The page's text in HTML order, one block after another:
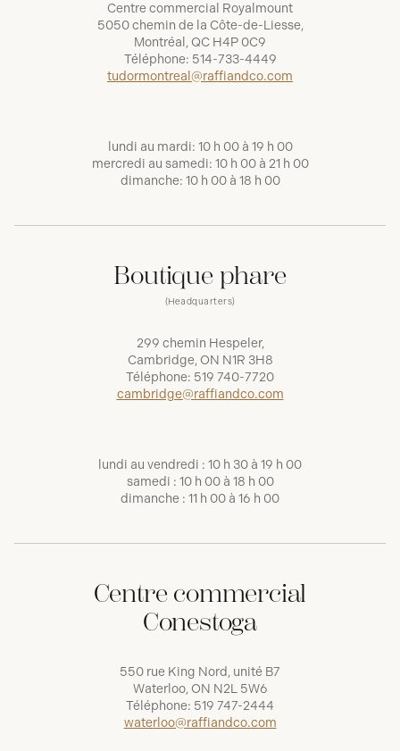
Centre commercial Royalmount
5050 chemin de la Côte-de-Liesse,
Montréal, QC H4P 0C9
Téléphone: 514-733-4449
tudormontreal@raffiandco.com
lundi au mardi: 10 h 00 à 19 h 00
mercredi au samedi: 10 h 00 à 21 h 00
dimanche: 10 h 00 à 18 h 00
Boutique phare
(Headquarters)
299 chemin Hespeler,
Cambridge, ON N1R 3H8
Téléphone: 519 740-7720
cambridge@raffiandco.com
lundi au vendredi : 10 h 30 à 19 h 00
samedi : 10 h 00 à 18 h 00
dimanche : 11 h 00 à 16 h 00
Centre commercial
Conestoga
550 rue King Nord, unité B7
Waterloo, ON N2L 5W6
Téléphone: 519 747-2444
waterloo@raffiandco.com